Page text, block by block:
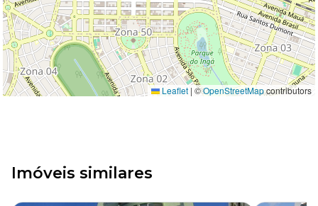
Leaflet | ©OpenStreetMapcontributors
Imóveis similares